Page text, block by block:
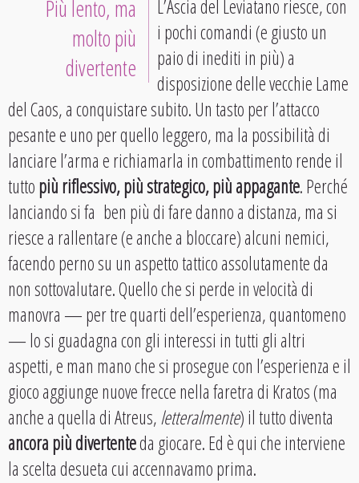
Più lento, ma
molto più
divertente
L’Ascia del Leviatano riesce, con
i pochi comandi (e giusto un
paio di inediti in più) a
disposizione delle vecchie Lame
del Caos, a conquistare subito. Un tasto per l’attacco
pesante e uno per quello leggero, ma la possibilità di
lanciare l’arma e richiamarla in combattimento rende il
tuttopiù riflessivo, più strategico, più appagante. Perché
lanciando si fa ben più di fare danno a distanza, ma si
riesce a rallentare (e anche a bloccare) alcuni nemici,
facendo perno su un aspetto tattico assolutamente da
non sottovalutare. Quello che si perde in velocità di
manovra — per tre quarti dell’esperienza, quantomeno
— lo si guadagna con gli interessi in tutti gli altri
aspetti, e man mano che si prosegue con l’esperienza e il
gioco aggiunge nuove frecce nella faretra di Kratos (ma
anche a quella di Atreus,letteralmente) il tutto diventa
ancora più divertenteda giocare. Ed è qui che interviene
la scelta desueta cui accennavamo prima.